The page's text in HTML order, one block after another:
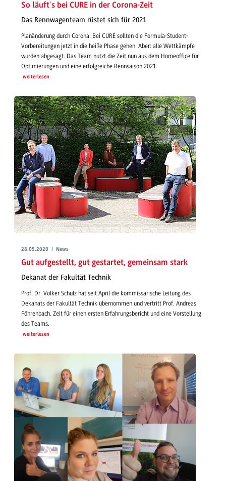
So läuft`s bei CURE in der Corona-Zeit
Das Rennwagenteam rüstet sich für 2021
Planänderung durch Corona: Bei CURE sollten die Formula-Student-
Vorbereitungen jetzt in die heiße Phase gehen. Aber: alle Wettkämpfe
wurden abgesagt. Das Team nutzt die Zeit nun aus dem Homeoffice für
Optimierungen und eine erfolgreiche Rennsaison 2021.
weiterlesen
28.05.2020 | News
Gut aufgestellt, gut gestartet, gemeinsam stark
Dekanat der Fakultät Technik
Prof. Dr. Volker Schulz hat seit April die kommissarische Leitung des
Dekanats der Fakultät Technik übernommen und vertritt Prof. Andreas
Föhrenbach. Zeit für einen ersten Erfahrungsbericht und eine Vorstellung
des Teams.
weiterlesen